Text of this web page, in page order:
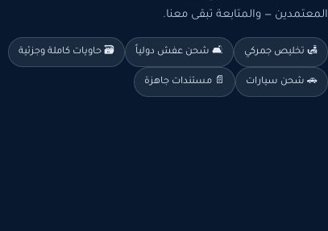
المعتمدين — والمتابعة تبقى معنا.
🛃 تخليص جمركي 🛋️ شحن عفش دولياً 🗃️ حاويات كاملة وجزئية
🚗 شحن سيارات 📄 مستندات جاهزة